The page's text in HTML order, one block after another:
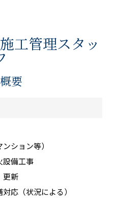
工管理スタッ
要
ション等）
備工事
更新
応（状況による）